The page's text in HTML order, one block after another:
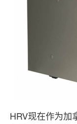
HRV现在作为加